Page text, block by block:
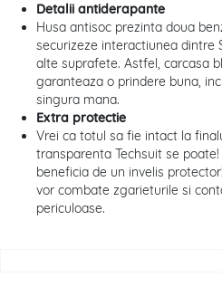
Detalii antiderapante
Husa antisoc prezinta doua
securizeze interactiunea dintre
alte suprafete. Astfel, carcasa
garanteaza o prindere buna,
singura mana.
Extra protectie
Vrei ca totul sa fie intact la
transparenta Techsuit se
beneficia de un invelis
vor combate zgarieturile si
periculoase.